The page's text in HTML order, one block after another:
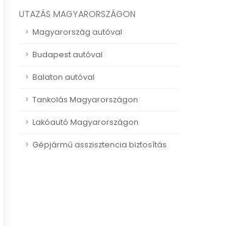
UTAZÁS MAGYARORSZÁGON
Magyarország autóval
Budapest autóval
Balaton autóval
Tankolás Magyarországon
Lakóautó Magyarországon
Gépjármű asszisztencia biztosítás